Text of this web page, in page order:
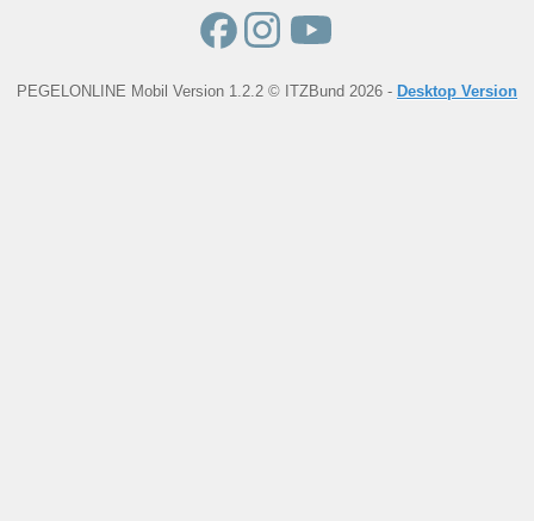
PEGELONLINE Mobil Version 1.2.2 © ITZBund 2026 - Desktop Version